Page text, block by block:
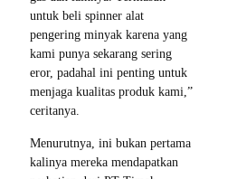
untuk beli spinner alat
pengering minyak karena yang
kami punya sekarang sering
eror, padahal ini penting untuk
menjaga kualitas produk kami,”
ceritanya.
Menurutnya, ini bukan pertama
kalinya mereka mendapatkan